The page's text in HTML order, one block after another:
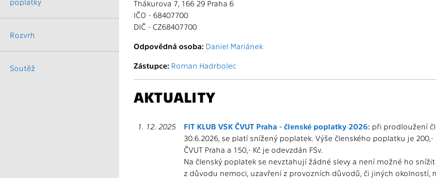
Rozvrh
Soutěž
Thákurova 7, 166 29 Praha 6
IČO - 68407700
DIČ - CZ68407700
Odpovědná osoba: Daniel Mariánek
Zástupce: Roman Hadrbolec
AKTUALITY
1. 12. 2025 FIT KLUB VSK ČVUT Praha - členské poplatky 2026: při prodloužení
30.6.2026, se platí snížený poplatek. Výše členského poplatku je
ČVUT Praha a 150,- Kč je odevzdán FSv.
Na členský poplatek se nevztahují žádné slevy a není možné ho
z důvodu nemoci, uzavření z provozních důvodů, či jiných